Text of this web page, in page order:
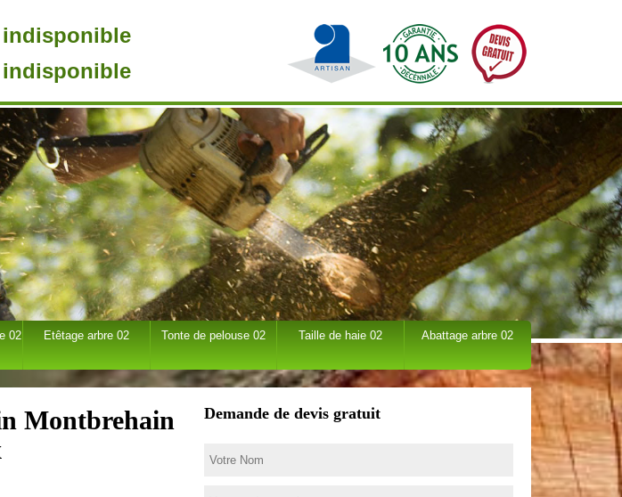
indisponible
indisponible
02 Etêtage arbre 02 Tonte de pelouse 02 Taille de haie 02 Abattage arbre 02
Montbrehain
Demande de devis gratuit